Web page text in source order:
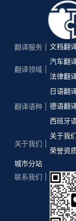
翻译服务 文档翻
翻译领域
汽车翻
法律翻
翻译语种
日语翻
德语翻
西班牙
关于我们
关于我
荣誉资
城市分站
联系我们